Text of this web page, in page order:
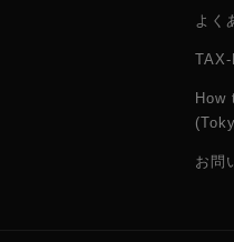
よく
How
お問